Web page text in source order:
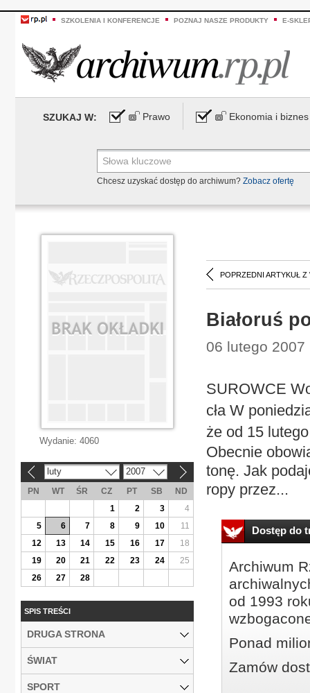
SZKOLENIA I KONFERENCJE POZNAJ NASZE PRODUKTY E-
SZUKAJ W: Prawo Ekonomia i biznes
Chcesz uzyskać dostęp do archiwum? Zobacz ofertę
POPRZEDNI ARTYKUŁ Z
Białoruś
06 lutego 2007
SUROWCE
cła W
że od 15
Obecnie
tonę. Jak
ropy przez...
Dostęp do
Archiwum
od 1993
Ponad
Zamów
Wydanie: 4060
luty 2007
PN WT ŚR CZ PT SB
ND
1
2 3
4
5
6 7 8 9 10
11
12
13 14 15 16 17
18
19
20 21 22 23 24
25
26
27 28
SPIS TREŚCI
DRUGA STRONA
ŚWIAT
SPORT